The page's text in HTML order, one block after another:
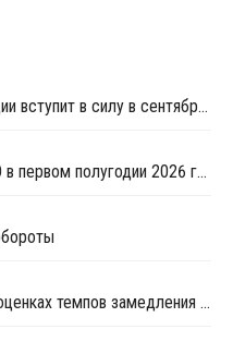
Новый регламент по химпродукции вступит в силу в сентябре 2027 года
Число закрытых компаний в ПФО в первом полугодии 2026 года вдвое превысило число новых
Росстат и аналитики сошлись в оценках темпов замедления экономики